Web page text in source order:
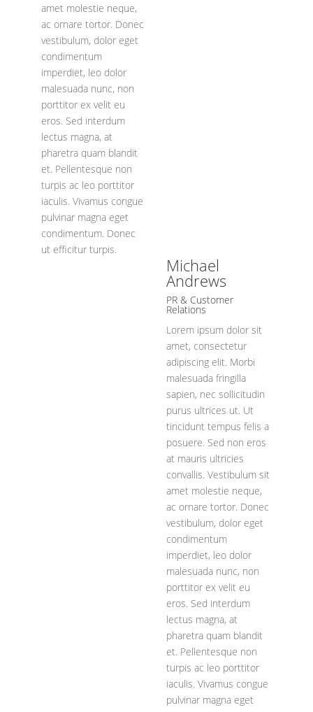
amet molestie neque,
ac ornare tortor. Donec
vestibulum, dolor eget
condimentum
imperdiet, leo dolor
malesuada nunc, non
porttitor ex velit eu
eros. Sed interdum
lectus magna, at
pharetra quam blandit
et. Pellentesque non
turpis ac leo porttitor
iaculis. Vivamus congue
pulvinar magna eget
condimentum. Donec
ut efficitur turpis.
Michael
Andrews
PR & Customer
Relations
Lorem ipsum dolor sit
amet, consectetur
adipiscing elit. Morbi
malesuada fringilla
sapien, nec sollicitudin
purus ultrices ut. Ut
tincidunt tempus felis a
posuere. Sed non eros
at mauris ultricies
convallis. Vestibulum sit
amet molestie neque,
ac ornare tortor. Donec
vestibulum, dolor eget
condimentum
imperdiet, leo dolor
malesuada nunc, non
porttitor ex velit eu
eros. Sed interdum
lectus magna, at
pharetra quam blandit
et. Pellentesque non
turpis ac leo porttitor
iaculis. Vivamus congue
pulvinar magna eget